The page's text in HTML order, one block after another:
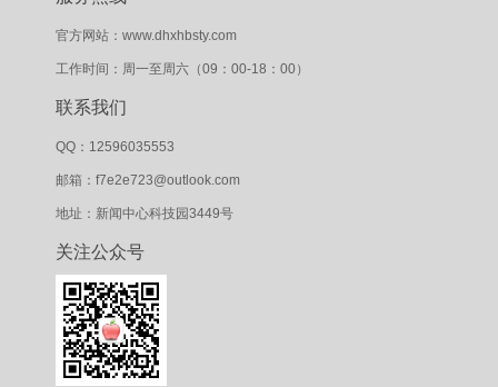
官方网站：www.dhxhbsty.com
工作时间：周一至周六（09：00-18：00）
联系我们
QQ：12596035553
邮箱：f7e2e723@outlook.com
地址：新闻中心科技园3449号
关注公众号